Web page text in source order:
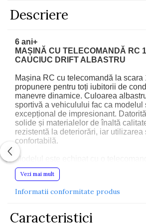
Descriere
6 ani+
MAȘINĂ CU TELECOMANDĂ RC
CAUCIUC DRIFT ALBASTRU
Mașina RC cu telecomandă la scara
propunere pentru toți iubitorii de
manevre dinamice. Culoarea
sportivă a vehiculului fac ca modelul
excepțional de impresionant.
solide și materialelor de înaltă
rezistentă la deteriorări, iar utilizarea
confortabilă.
Modelul este echipat cu o
care asigură o conexiune stabilă, fără
Aceasta vă permite să conduceți
se descurcă perfect atât pe suprafețe
Un avantaj special îl reprezintă roțile
oferă o aderență excelentă și permit
Vezi mai mult
Informatii conformitate produs
Caracteristici